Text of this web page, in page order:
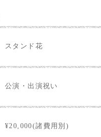
スタンド花
公演・出演祝い
¥20,000(諸費用別)